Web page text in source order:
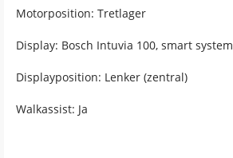
Motorposition: Tretlager
Display: Bosch Intuvia 100, smart system
Displayposition: Lenker (zentral)
Walkassist: Ja